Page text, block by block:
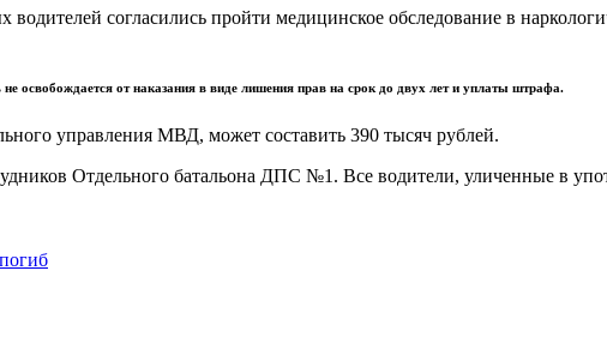
согласились пройти медицинское обследование в
освобождается от наказания в виде лишения прав на срок до двух лет и уплаты штрафа.
управления МВД, может составить 390 тысяч рублей.
Отдельного батальона ДПС №1. Все водители, уличенные в